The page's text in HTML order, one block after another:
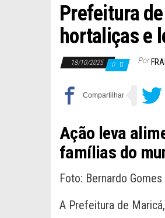
Prefeitura
hortaliças e
18/10/2025 0 Por
Ação leva
famílias do
Foto: Bernardo Gomes
A Prefeitura de